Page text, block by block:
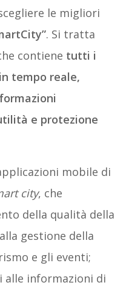
le migliori
. Si tratta
contiene tutti i
tempo reale,
e protezione
mobile di
city, che
della qualità della
gestione della
e gli eventi;
alle informazioni di